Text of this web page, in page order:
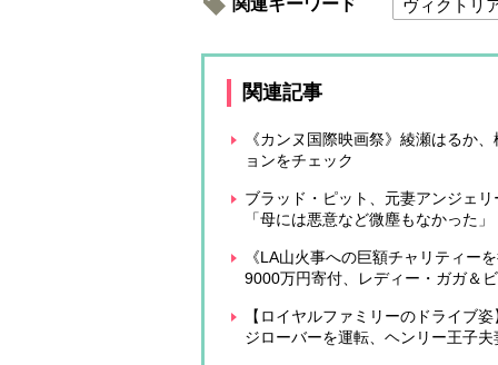
関連キーワード ヴィクトリ
関連記事
《カンヌ国際映画祭》綾瀬はるか
ョンをチェック
ブラッド・ピット、元妻アンジェ
「母には悪意など微塵もなかった」
《LA山火事への巨額チャリティー
9000万円寄付、レディー・ガガ＆
【ロイヤルファミリーのドライブ
ジローバーを運転、ヘンリー王子